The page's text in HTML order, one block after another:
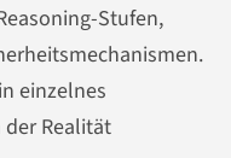
Stufen,
einzelnes
Realität